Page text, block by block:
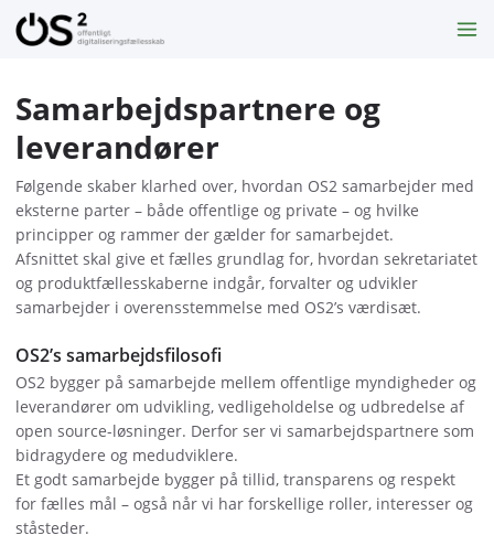
Samarbejdspartnere og
leverandører
Følgende skaber klarhed over, hvordan OS2 samarbejder med
eksterne parter – både offentlige og private – og hvilke
principper og rammer der gælder for samarbejdet.
Afsnittet skal give et fælles grundlag for, hvordan sekretariatet
og produktfællesskaberne indgår, forvalter og udvikler
samarbejder i overensstemmelse med OS2’s værdisæt.
OS2’s samarbejdsfilosofi
OS2 bygger på samarbejde mellem offentlige myndigheder og
leverandører om udvikling, vedligeholdelse og udbredelse af
open source-løsninger. Derfor ser vi samarbejdspartnere som
bidragydere og medudviklere.
Et godt samarbejde bygger på tillid, transparens og respekt
for fælles mål – også når vi har forskellige roller, interesser og
ståsteder.